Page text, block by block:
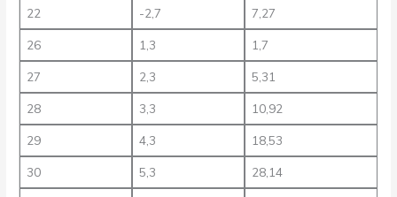
22 -2,7 7,27
26 1,3 1,7
27 2,3 5,31
28 3,3 10,92
29 4,3 18,53
30 5,3 28,14